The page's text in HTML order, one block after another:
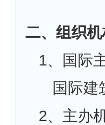
二、组织机
1、国际
国际建
2、主办